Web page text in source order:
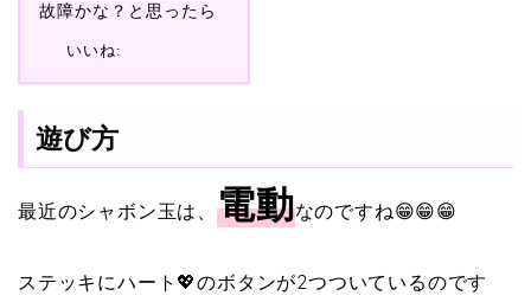
故障かな？と思ったら
いいね:
遊び方
最近のシャボン玉は、 電動なのですね😁😁😁
ステッキにハート💖のボタンが2つついているのです